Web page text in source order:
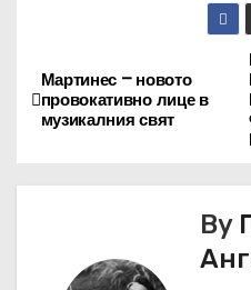
Н
а
Мартинес – новото
провокативно лице в
музикалния свят
By